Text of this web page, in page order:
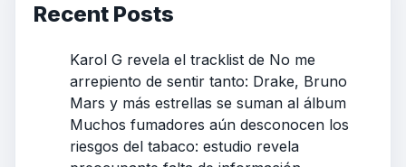
Recent Posts
Karol G revela el tracklist de No me
arrepiento de sentir tanto: Drake, Bruno
Mars y más estrellas se suman al álbum
Muchos fumadores aún desconocen los
riesgos del tabaco: estudio revela